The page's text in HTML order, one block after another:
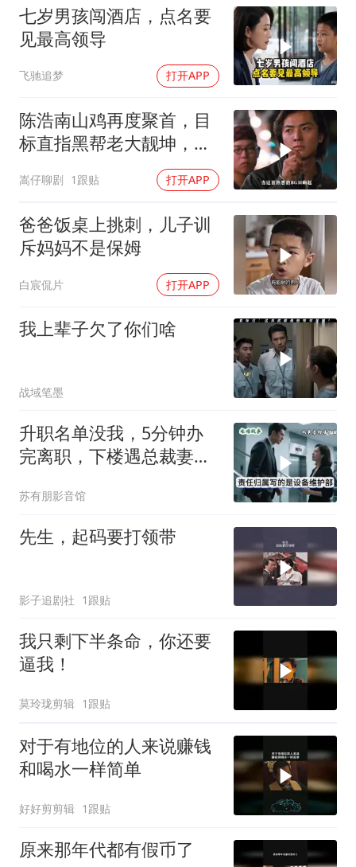
人民的健康、体质、幸福一脉相承
七岁男孩闯酒店，点名要
见最高领导
飞驰追梦 打开APP
陈浩南山鸡再度聚首，目
标直指黑帮老大靓坤，一
嵩仔聊剧 1跟贴 打开APP
爸爸饭桌上挑刺，儿子训
斥妈妈不是保姆
白宸侃片 打开APP
我上辈子欠了你们啥
战域笔墨
升职名单没我，5分钟办
完离职，下楼遇总裁妻子
我无关
苏有朋影音馆
先生，起码要打领带
影子追剧社 1跟贴
我只剩下半条命，你还要
逼我！
莫玲珑剪辑 1跟贴
对于有地位的人来说赚钱
和喝水一样简单
好好剪剪辑 1跟贴
原来那年代都有假币了